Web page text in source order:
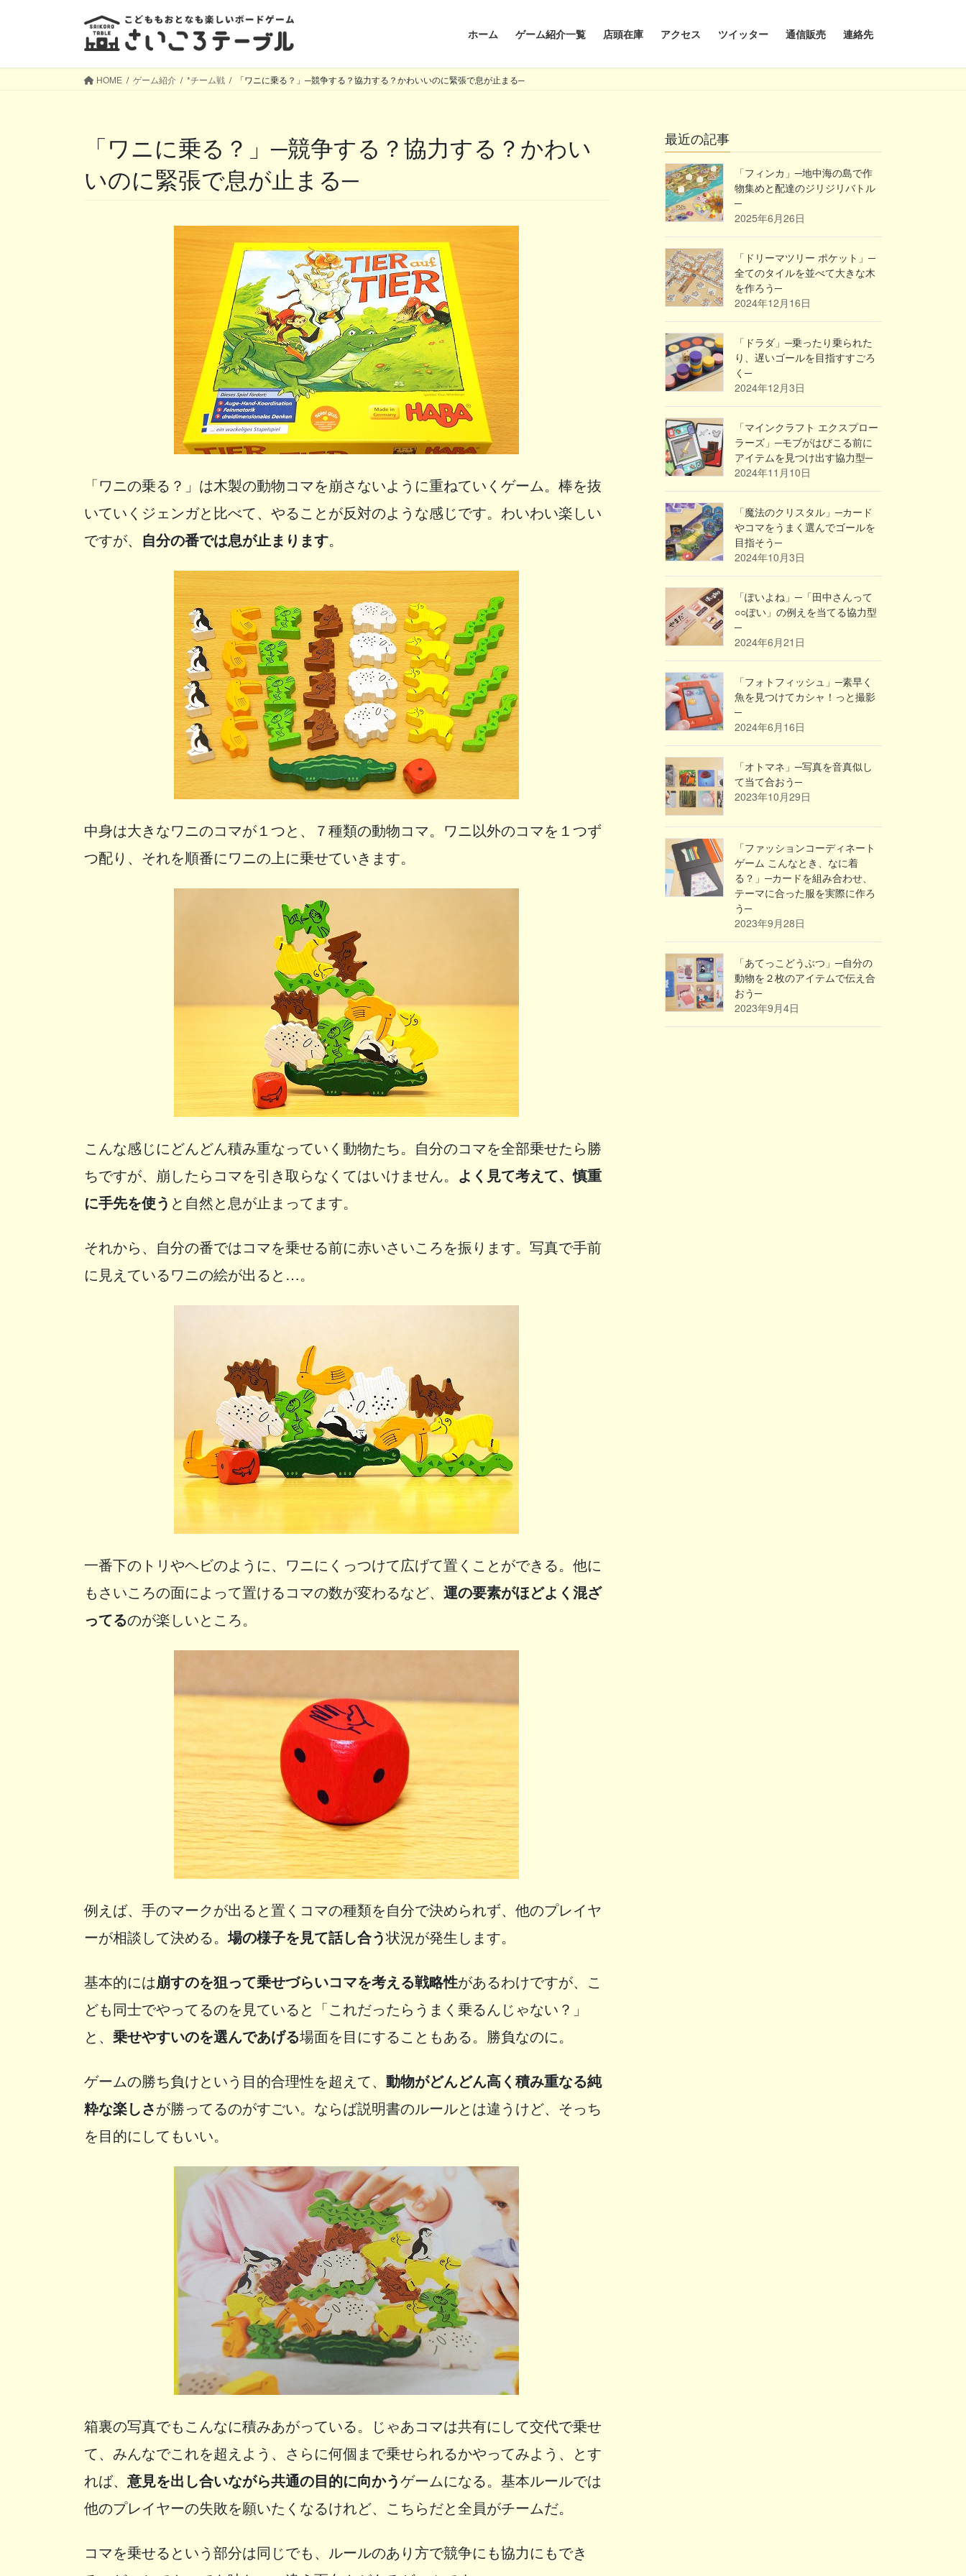
ホーム ゲーム紹介一覧 店頭在庫 アクセス ツイッター 通信販売 連絡先
HOME ゲーム紹介 *チーム戦 「ワニに乗る？」─競争する？協力する？かわいいのに緊張で息が止まる─
「ワニに乗る？」─競争する？協力する？かわい
いのに緊張で息が止まる─
「ワニの乗る？」は木製の動物コマを崩さないように重ねていくゲーム。棒を抜
いていくジェンガと比べて、やることが反対のような感じです。わいわい楽しい
ですが、 自分の番では息が止まります。
中身は大きなワニのコマが１つと、７種類の動物コマ。ワニ以外のコマを１つず
つ配り、それを順番にワニの上に乗せていきます。
こんな感じにどんどん積み重なっていく動物たち。自分のコマを全部乗せたら勝
ちですが、崩したらコマを引き取らなくてはいけません。 よく見て考えて、慎重
に手先を使う と自然と息が止まってます。
それから、自分の番ではコマを乗せる前に赤いさいころを振ります。写真で手前
に見えているワニの絵が出ると…。
一番下のトリやヘビのように、ワニにくっつけて広げて置くことができる。他に
もさいころの面によって置けるコマの数が変わるなど、 運の要素がほどよく混ざ
ってるのが楽しいところ。
例えば、手のマークが出ると置くコマの種類を自分で決められず、他のプレイヤ
ーが相談して決める。場の様子を見て話し合う状況が発生します。
基本的には崩すのを狙って乗せづらいコマを考える戦略性があるわけですが、こ
ども同士でやってるのを見ていると「これだったらうまく乗るんじゃない？」
と、 乗せやすいのを選んであげる場面を目にすることもある。勝負なのに。
ゲームの勝ち負けという目的合理性を超えて、 動物がどんどん高く積み重なる純
粋な楽しさが勝ってるのがすごい。ならば説明書のルールとは違うけど、そっち
を目的にしてもいい。
箱裏の写真でもこんなに積みあがっている。じゃあコマは共有にして交代で乗せ
て、みんなでこれを超えよう、さらに何個まで乗せられるかやってみよう、とす
れば、 意見を出し合いながら共通の目的に向かうゲームになる。基本ルールでは
他のプレイヤーの失敗を願いたくなるけれど、こちらだと全員がチームだ。
コマを乗せるという部分は同じでも、ルールのあり方で競争にも協力にもでき
最近の記事
「フィンカ」─地中海の島で作
物集めと配達のジリジリバトル
─
2025年6月26日
「ドリーマツリー ポケット」─
全てのタイルを並べて大きな木
を作ろう─
2024年12月16日
「ドラダ」─乗ったり乗られた
り、遅いゴールを目指すすごろ
く─
2024年12月3日
「マインクラフト エクスプロー
ラーズ」─モブがはびこる前に
アイテムを見つけ出す協力型─
2024年11月10日
「魔法のクリスタル」─カード
やコマをうまく選んでゴールを
目指そう─
2024年10月3日
「ぽいよね」─「田中さんって
○○ぽい」の例えを当てる協力型
─
2024年6月21日
「フォトフィッシュ」─素早く
魚を見つけてカシャ！っと撮影
─
2024年6月16日
「オトマネ」─写真を音真似し
て当て合おう─
2023年10月29日
「ファッションコーディネート
ゲーム こんなとき、なに着
る？」─カードを組み合わせ、
テーマに合った服を実際に作ろ
う─
2023年9月28日
「あてっこどうぶつ」─自分の
動物を２枚のアイテムで伝え合
おう─
2023年9月4日